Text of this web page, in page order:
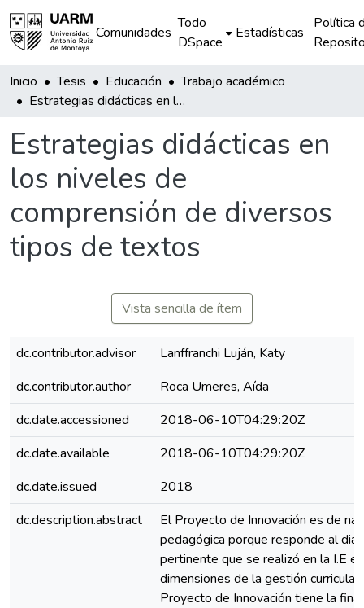
Comunidades
Todo
DSpace
Estadísticas
Política
Inicio Tesis Educación
Trabajo académico
Estrategias didácticas en los niveles de comprensión de diversos tipos de textos
Estrategias didácticas en
los niveles de
comprensión de diversos
tipos de textos
Vista sencilla de ítem
dc.contributor.advisor
Lanffranchi Luján, Katy
dc.contributor.author
Roca Umeres, Aída
dc.date.accessioned
2018-06-10T04:29:20Z
dc.date.available
2018-06-10T04:29:20Z
dc.date.issued
2018
dc.description.abstract
El Proyecto de Innovación es de
pedagógica porque responde al
pertinente que se realizó en la I.E
dimensiones de la gestión
Proyecto de Innovación tiene la